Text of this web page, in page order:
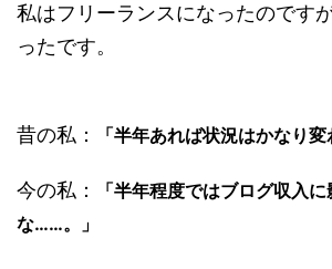
私はフリーランスになったのです
ったです。
昔の私： 「半年あれば状況はかなり変
今の私：
「半年程度ではブログ収入
な……。」